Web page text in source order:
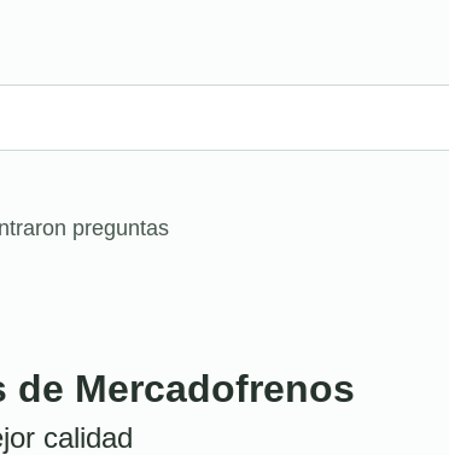
preguntas
Mercadofrenos
calidad